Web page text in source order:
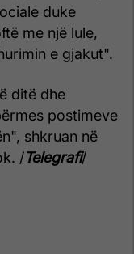
duke
me një lule,
e gjakut".
ditë dhe
postimeve
shkruan në
/Telegrafi/